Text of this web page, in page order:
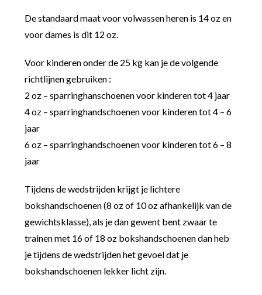
De standaard maat voor volwassen heren is 14 oz en
voor dames is dit 12 oz.
Voor kinderen onder de 25 kg kan je de volgende
richtlijnen gebruiken :
2 oz – sparringhanschoenen voor kinderen tot 4 jaar
4 oz – sparringhandschoenen voor kinderen tot 4 – 6
jaar
6 oz – sparringhandschoenen voor kinderen tot 6 – 8
jaar
Tijdens de wedstrijden krijgt je lichtere
bokshandschoenen (8 oz of 10 oz afhankelijk van de
gewichtsklasse), als je dan gewent bent zwaar te
trainen met 16 of 18 oz bokshandschoenen dan heb
je tijdens de wedstrijden het gevoel dat je
bokshandschoenen lekker licht zijn.